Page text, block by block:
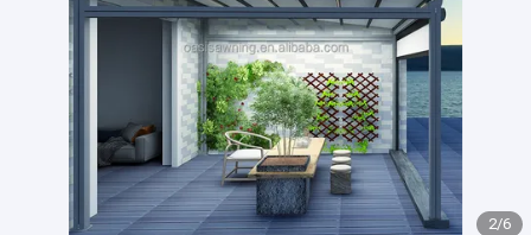
2/6